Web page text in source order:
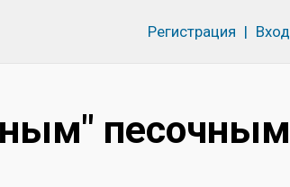
Регистрация | Вход
песочным